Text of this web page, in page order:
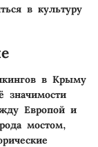
в культуру
в Крыму
значимости
Европой и
мостом,